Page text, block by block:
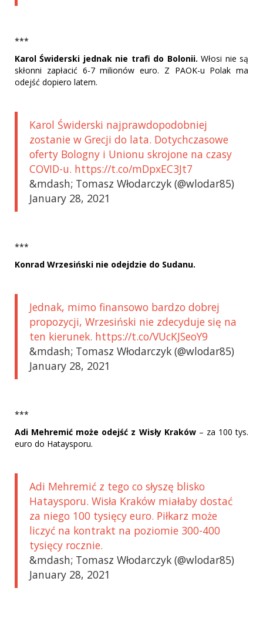
***
Karol Świderski jednak nie trafi do Bolonii. Włosi nie są
skłonni zapłacić 6-7 milionów euro. Z PAOK-u Polak ma
odejść dopiero latem.
Karol Świderski najprawdopodobniej
zostanie w Grecji do lata. Dotychczasowe
oferty Bologny i Unionu skrojone na czasy
COVID-u. https://t.co/mDpxEC3Jt7
&mdash; Tomasz Włodarczyk (@wlodar85)
January 28, 2021
***
Konrad Wrzesiński nie odejdzie do Sudanu.
Jednak, mimo finansowo bardzo dobrej
propozycji, Wrzesiński nie zdecyduje się na
ten kierunek. https://t.co/VUcKJSeoY9
&mdash; Tomasz Włodarczyk (@wlodar85)
January 28, 2021
***
Adi Mehremić może odejść z Wisły Kraków– za 100 tys.
euro do Hataysporu.
Adi Mehremić z tego co słyszę blisko
Hataysporu. Wisła Kraków miałaby dostać
za niego 100 tysięcy euro. Piłkarz może
liczyć na kontrakt na poziomie 300-400
tysięcy rocznie.
&mdash; Tomasz Włodarczyk (@wlodar85)
January 28, 2021